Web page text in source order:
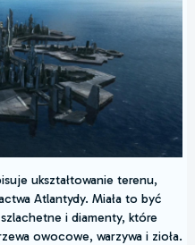
ukształtowanie terenu,
Atlantydy. Miała to być
i diamenty, które
owocowe, warzywa i zioła.